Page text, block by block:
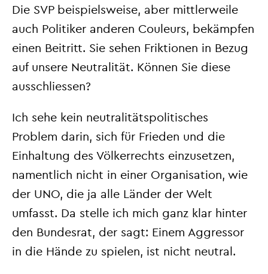
Die SVP beispielsweise, aber mittlerweile
auch Politiker anderen Couleurs, bekämpfen
einen Beitritt. Sie sehen Friktionen in Bezug
auf unsere Neutralität. Können Sie diese
ausschliessen?
Ich sehe kein neutralitätspolitisches
Problem darin, sich für Frieden und die
Einhaltung des Völkerrechts einzusetzen,
namentlich nicht in einer Organisation, wie
der UNO, die ja alle Länder der Welt
umfasst. Da stelle ich mich ganz klar hinter
den Bundesrat, der sagt: Einem Aggressor
in die Hände zu spielen, ist nicht neutral.